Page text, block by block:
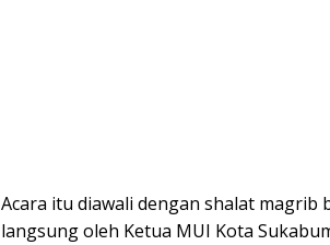
Acara itu diawali dengan shalat magrib
langsung oleh Ketua MUI Kota